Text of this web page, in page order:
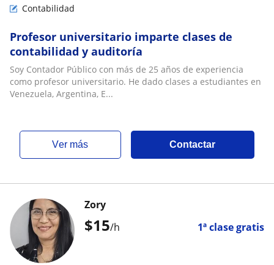
Contabilidad
Profesor universitario imparte clases de
contabilidad y auditoría
Soy Contador Público con más de 25 años de experiencia
como profesor universitario. He dado clases a estudiantes en
Venezuela, Argentina, E...
ver más Contactar
$15/h 1ª clase gratis
Zory